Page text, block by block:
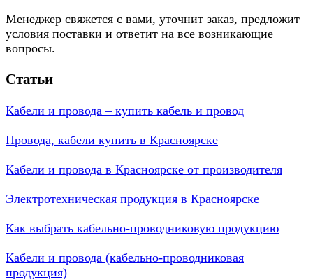
Менеджер свяжется с вами, уточнит заказ, предложит
условия поставки и ответит на все возникающие
вопросы.
Статьи
Кабели и провода – купить кабель и провод
Провода, кабели купить в Красноярске
Кабели и провода в Красноярске от производителя
Электротехническая продукция в Красноярске
Как выбрать кабельно-проводниковую продукцию
Кабели и провода (кабельно-проводниковая
продукция)